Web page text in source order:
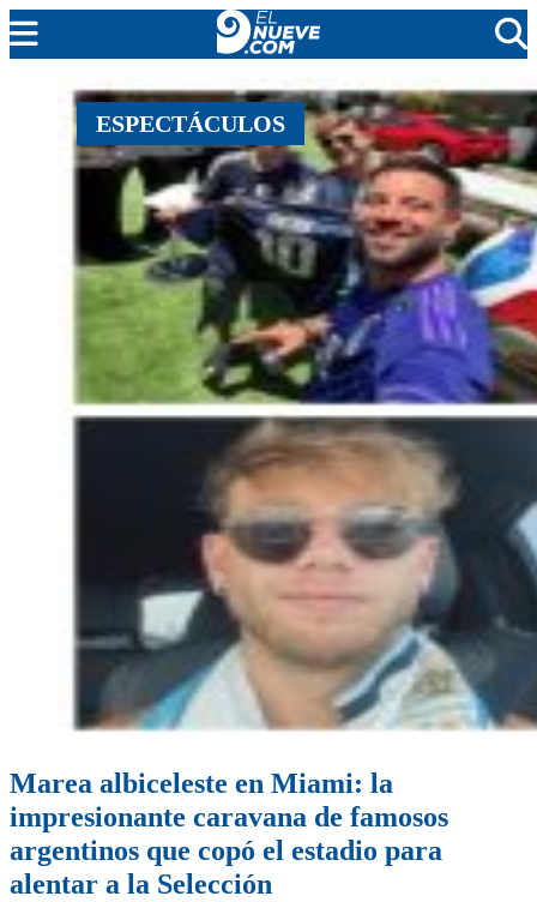
MENDOZA
CADA DÍA
ARGENTINA
NOTICIERO 9
PROTAGONISTAS
EL NUEVE STREAMS
PROGRAMACIÓN
EN VIVO
ESPECTÁCULOS
Marea albiceleste en Miami: la
impresionante caravana de famosos
argentinos que copó el estadio para
alentar a la Selección